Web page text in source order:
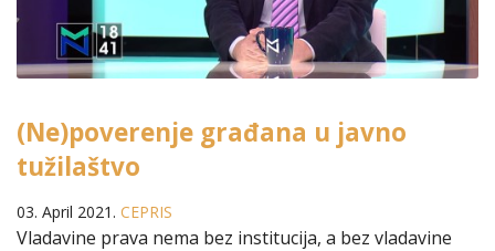
(Ne)poverenje građana u javno
tužilaštvo
03. April 2021. CEPRIS
Vladavine prava nema bez institucija, a bez vladavine